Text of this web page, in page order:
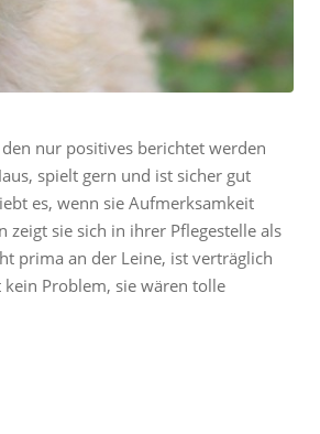
nur positives berichtet werden
spielt gern und ist sicher gut
es, wenn sie Aufmerksamkeit
zeigt sie sich in ihrer Pflegestelle als
prima an der Leine, ist verträglich
Problem, sie wären tolle